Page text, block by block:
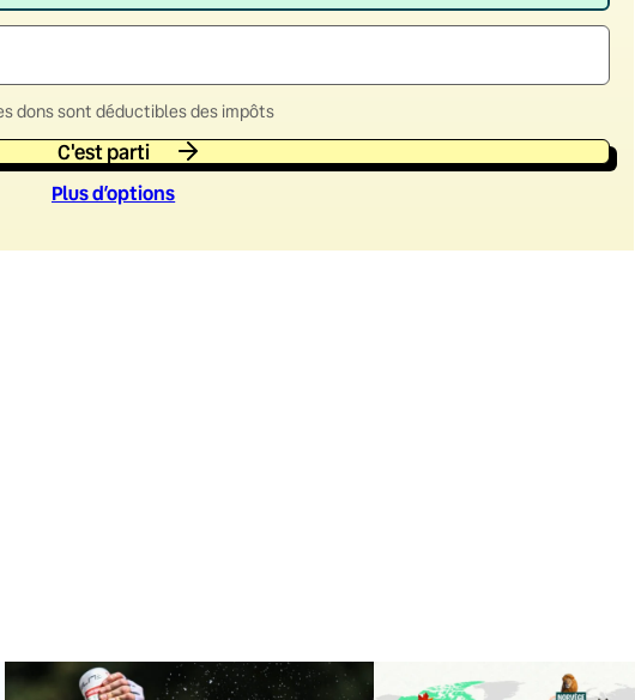
dons sont déductibles des impôts
C'est parti
Plus d’options